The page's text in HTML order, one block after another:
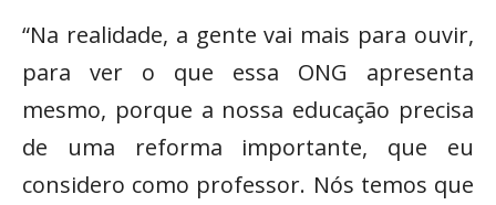
“Na realidade, a gente vai mais para ouvir,
para ver o que essa ONG apresenta
mesmo, porque a nossa educação precisa
de uma reforma importante, que eu
considero como professor. Nós temos que